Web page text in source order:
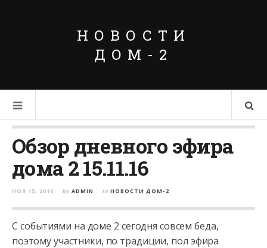
НОВОСТИ
ДОМ-2
Обзор дневного эфира
дома 2 15.11.16
НОЯ 15, 2016 by ADMIN in НОВОСТИ ДОМ-2
С событиями на доме 2 сегодня совсем беда,
поэтому участники, по традиции, пол эфира